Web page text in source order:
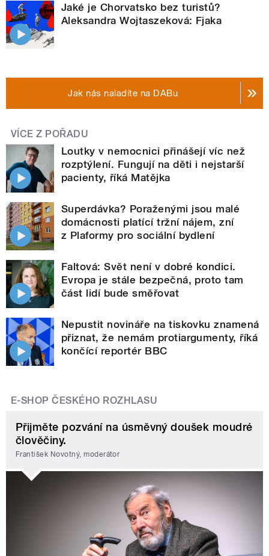
Jaké je Chorvatsko bez turistů?
Aleksandra Wojtaszeková: Fjaka
Jak nás naladíte na DABu
VÍCE Z POŘADU
Loutky v nemocnici přinášejí víc než
rozptýlení. Fungují na děti i nejstarší
pacienty, říká Matějka
Superdávka? Poraženými jsou malé
domácnosti platící tržní nájem, zní
z Plaformy pro sociální bydlení
Faltová: Svět není v dobré kondici.
Evropa je stále bezpečná, proto tam
část lidí bude směřovat
Nepustit novináře na tiskovku znamená
přiznat, že nemám protiargumenty, říká
končící reportér BBC
E-SHOP ČESKÉHO ROZHLASU
Přijměte pozvání na úsměvný doušek moudré
člověčiny.
František Novotný, moderátor